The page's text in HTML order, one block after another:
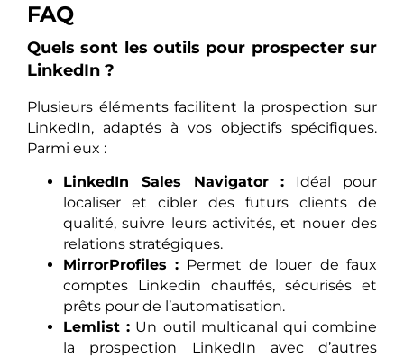
FAQ
Quels sont les outils pour prospecter sur
LinkedIn ?
Plusieurs éléments facilitent la prospection sur
LinkedIn, adaptés à vos objectifs spécifiques.
Parmi eux :
LinkedIn Sales Navigator : Idéal pour
localiser et cibler des futurs clients de
qualité, suivre leurs activités, et nouer des
relations stratégiques.
MirrorProfiles : Permet de louer de faux
comptes Linkedin chauffés, sécurisés et
prêts pour de l’automatisation.
Lemlist : Un outil multicanal qui combine
la prospection LinkedIn avec d’autres